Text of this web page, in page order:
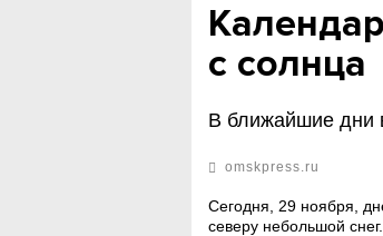
с солнца
В ближайшие дни
omskpress.ru
Сегодня, 29 ноября,
северу небольшой